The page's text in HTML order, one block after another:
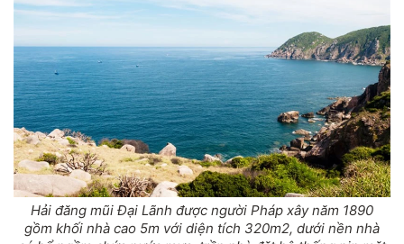
Hải đăng mũi Đại Lãnh được người Pháp xây năm 1890
gồm khối nhà cao 5m với diện tích 320m2, dưới nền nhà